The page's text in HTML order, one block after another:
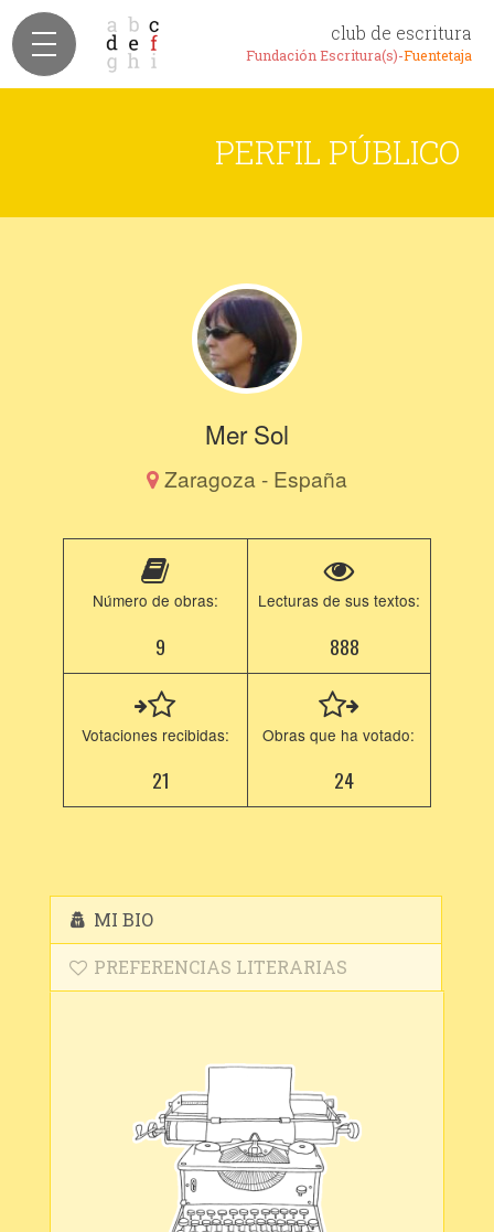
club de escritura
Fundación Escritura(s)-Fuentetaja
PERFIL PÚBLICO
Mer Sol
Zaragoza - España
Número de obras:
9
Lecturas de sus textos:
888
Votaciones recibidas:
21
Obras que ha votado:
24
MI BIO
PREFERENCIAS LITERARIAS